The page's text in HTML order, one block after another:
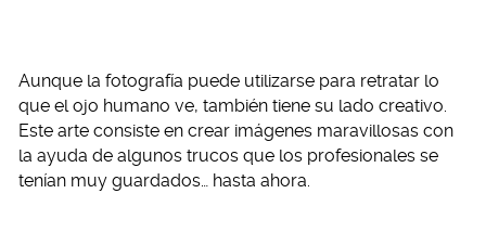
Aunque la fotografía puede utilizarse para retratar lo
que el ojo humano ve, también tiene su lado creativo.
Este arte consiste en crear imágenes maravillosas con
la ayuda de algunos trucos que los profesionales se
tenían muy guardados… hasta ahora.